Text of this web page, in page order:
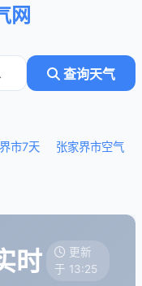
网
查询天气
市7天
张家界市空气
时
更新
于 13:25